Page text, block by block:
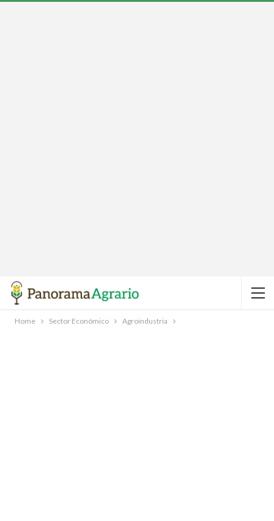
Home Sector Económico Agroindustria